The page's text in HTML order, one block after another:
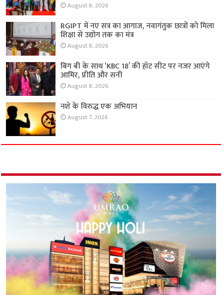
August 8, 2026
RGIPT में नए सत्र का आगाज, नवागंतुक छात्रों को मिला
शिक्षा से उद्योग तक का मंत्र
August 8, 2026
बिग बी के साथ ‘KBC 18’ की हॉट सीट पर नजर आएंगे
आमिर, प्रीति और सनी
August 8, 2026
नशे के विरुद्ध एक अभियान
August 7, 2026